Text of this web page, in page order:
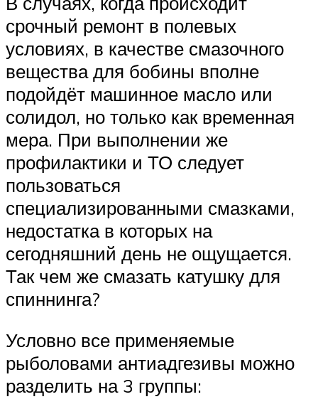
срочный ремонт в полевых
условиях, в качестве смазочного
вещества для бобины вполне
подойдёт машинное масло или
солидол, но только как временная
мера. При выполнении же
профилактики и ТО следует
пользоваться
специализированными смазками,
недостатка в которых на
сегодняшний день не ощущается.
Так чем же смазать катушку для
спиннинга?
Условно все применяемые
рыболовами антиадгезивы можно
разделить на 3 группы: